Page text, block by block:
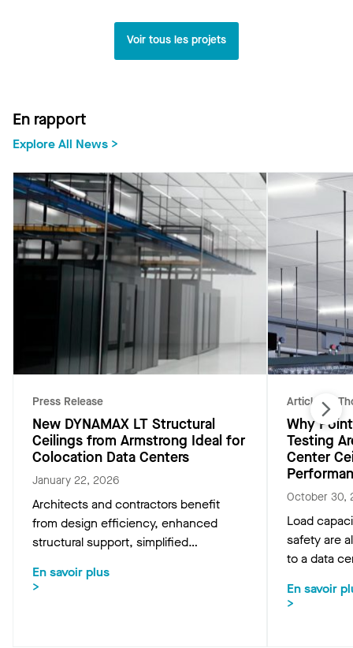
Voir tous les projets
En rapport
Explore All News >
Press Release
New DYNAMAX LT Structural
Ceilings from Armstrong Ideal for
Colocation Data Centers
January 22, 2026
Architects and contractors benefit
from design efficiency, enhanced
structural support, simplified
DYNAMAX LT Structural Grid integrated
En savoir plus
>
Articles &
Why
Testing
Center
October 30,
Load
safety are
to a data
En savoir
>